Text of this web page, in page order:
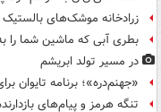
زرادخانه موشک‌های
بطری آبی که ماشین شما
در مسیر تولد ابریشم
«جهنم‌دره»؛ برنامه تایوان
تنگه هرمز و پیام‌های